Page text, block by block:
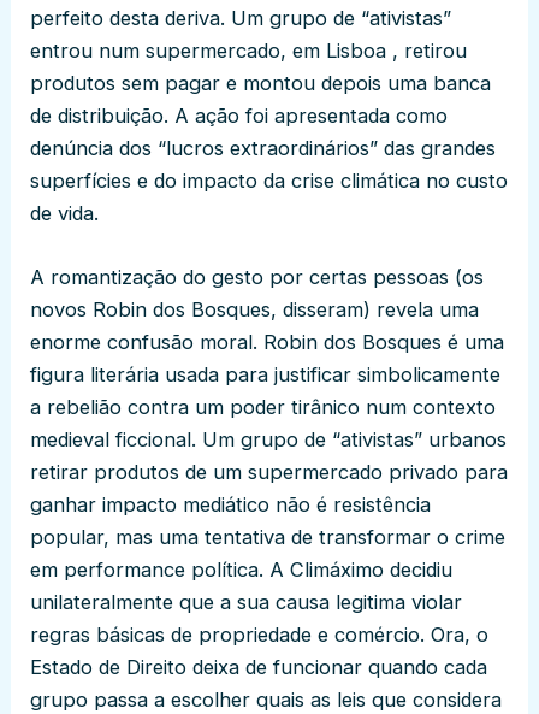
perfeito desta deriva. Um grupo de “ativistas”
entrou num supermercado, em Lisboa , retirou
produtos sem pagar e montou depois uma banca
de distribuição. A ação foi apresentada como
denúncia dos “lucros extraordinários” das grandes
superfícies e do impacto da crise climática no custo
de vida.
A romantização do gesto por certas pessoas (os
novos Robin dos Bosques, disseram) revela uma
enorme confusão moral. Robin dos Bosques é uma
figura literária usada para justificar simbolicamente
a rebelião contra um poder tirânico num contexto
medieval ficcional. Um grupo de “ativistas” urbanos
retirar produtos de um supermercado privado para
ganhar impacto mediático não é resistência
popular, mas uma tentativa de transformar o crime
em performance política. A Climáximo decidiu
unilateralmente que a sua causa legitima violar
regras básicas de propriedade e comércio. Ora, o
Estado de Direito deixa de funcionar quando cada
grupo passa a escolher quais as leis que considera